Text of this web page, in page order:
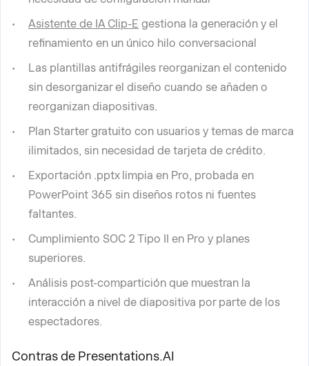
Asistente de IA Clip-E gestiona la generación y el
refinamiento en un único hilo conversacional
Las plantillas antifrágiles reorganizan el contenido
sin desorganizar el diseño cuando se añaden o
reorganizan diapositivas.
Plan Starter gratuito con usuarios y temas de marca
ilimitados, sin necesidad de tarjeta de crédito.
Exportación .pptx limpia en Pro, probada en
PowerPoint 365 sin diseños rotos ni fuentes
faltantes.
Cumplimiento SOC 2 Tipo II en Pro y planes
superiores.
Análisis post-compartición que muestran la
interacción a nivel de diapositiva por parte de los
espectadores.
Contras de Presentations.AI